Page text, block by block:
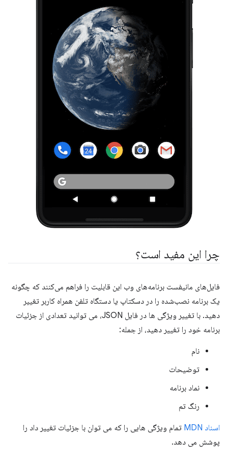
چرا این مفید است؟
فایل‌های مانیفست برنامه‌های وب این قابلیت را فراهم می‌کنند که چگونه
یک برنامه نصب‌شده را در دسکتاپ یا دستگاه تلفن همراه کاربر تغییر
دهید. با تغییر ویژگی ها در فایل JSON، می توانید تعدادی از جزئیات
برنامه خود را تغییر دهید، از جمله:
نام
توضیحات
نماد برنامه
رنگ تم
اسناد MDN
تمام ویژگی هایی را که می توان با جزئیات تغییر داد را
پوشش می دهد.